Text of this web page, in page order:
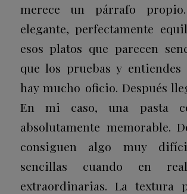
merece un párrafo
elegante, perfectamente
esos platos que parecen
que los pruebas y entiendes
hay mucho oficio. Después
En mi caso, una pasta
absolutamente memorable.
consiguen algo muy
sencillas cuando en
extraordinarias. La textura